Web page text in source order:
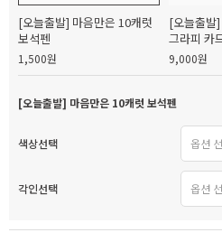
[오늘출발] 마음만은 10캐럿
보석펜
1,500원
[오늘출발
그라피 카
9,000원
[오늘출발] 마음만은 10캐럿 보석펜
색상선택
각인선택